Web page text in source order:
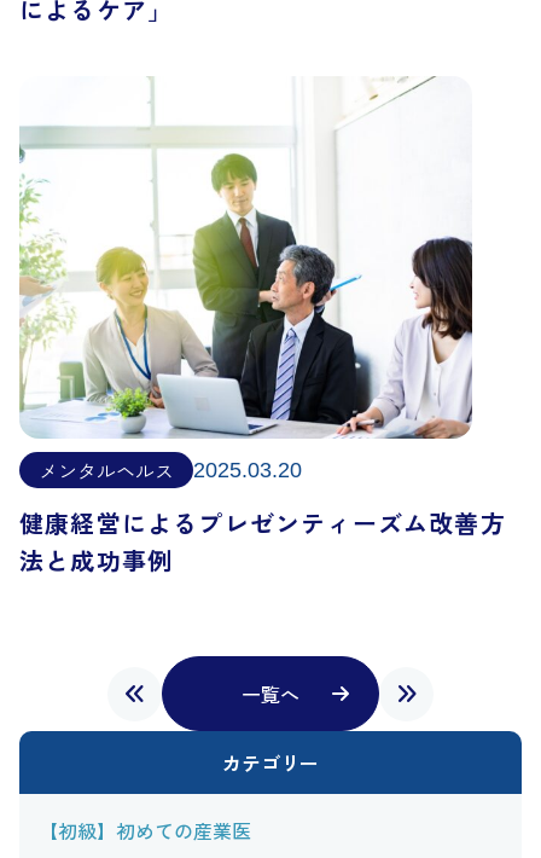
によるケア」
メンタルヘルス 2025.03.20
健康経営によるプレゼンティーズム改善方
法と成功事例
一覧へ
カテゴリー
【初級】初めての産業医